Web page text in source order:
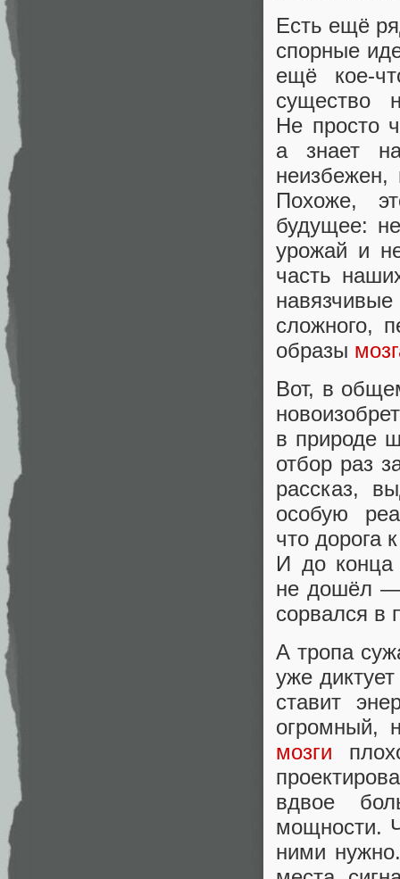
Есть ещё
спорные
ещё
существо
Не просто
а знает
Похоже,
будущее:
урожай и
часть
сложного,
образы
Вот, в
в природе
отбор раз
рассказ,
особую
что дорога
И до конца
не дошёл —
сорвался в
А тропа
уже
ставит
огромный,
мозги
вдвое
мощности.
ними